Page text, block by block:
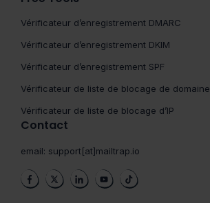
Vérificateur d’enregistrement DMARC
Vérificateur d’enregistrement DKIM
Vérificateur d’enregistrement SPF
Vérificateur de liste de blocage de domaine
Vérificateur de liste de blocage d’IP
Contact
email: support[at]mailtrap.io